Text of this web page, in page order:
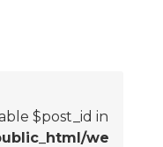
$post_id in
we